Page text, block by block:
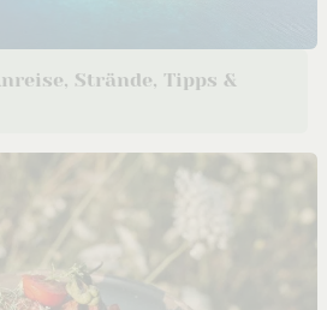
Strände, Tipps &